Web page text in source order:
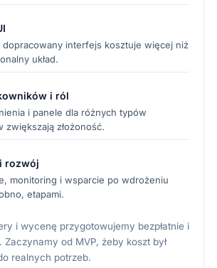
dopracowany interfejs kosztuje więcej niż
układ.
i ról
i panele dla różnych typów
zwiększają złożoność.
rozwój
monitoring i wsparcie po wdrożeniu
etapami.
i wycenę przygotowujemy bezpłatnie i
Zaczynamy od MVP, żeby koszt był
realnych potrzeb.